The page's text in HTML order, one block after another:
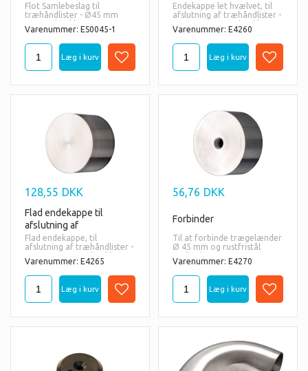
Flot Samlebeslag til
træhåndlister - Ø45 mm
trærundstokke
Varenummer: ES0045-1
Endekappe let hvælvet, til
afslutning af træhåndlister -
Ø45 mm trærundstokke
Materiale:
AISI316 = også til udendørs
Varenummer: E4260
128,55 DKK
Flad endekappe til
afslutning af
træhåndliste
Flad endekappe, til
afslutning af træhåndlister -
Ø45 mm trærundstokke
Materiale:
AISI316 = også til udendørs
Varenummer: E4265
56,76 DKK
Forbinder
Til at forbinde trægelænder
Ø 45 mm og rustfristål
rør/fittings 45 x 3 mm
Materiale:
AISI316 = også til udendørs
Varenummer: E4270